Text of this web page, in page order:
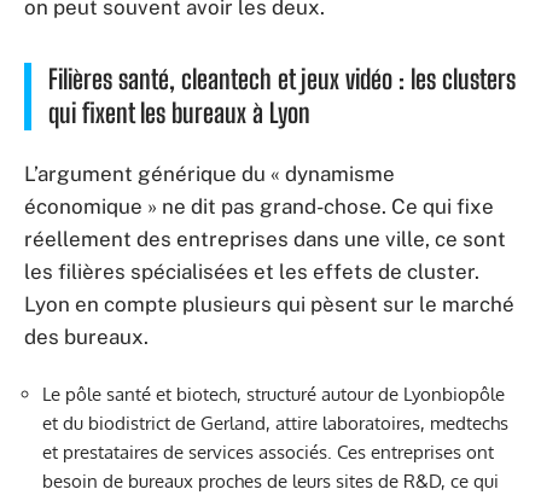
on peut souvent avoir les deux.
Filières santé, cleantech et jeux vidéo : les clusters
qui fixent les bureaux à Lyon
L’argument générique du « dynamisme
économique » ne dit pas grand-chose. Ce qui fixe
réellement des entreprises dans une ville, ce sont
les filières spécialisées et les effets de cluster.
Lyon en compte plusieurs qui pèsent sur le marché
des bureaux.
Le pôle santé et biotech, structuré autour de Lyonbiopôle
et du biodistrict de Gerland, attire laboratoires, medtechs
et prestataires de services associés. Ces entreprises ont
besoin de bureaux proches de leurs sites de R&D, ce qui